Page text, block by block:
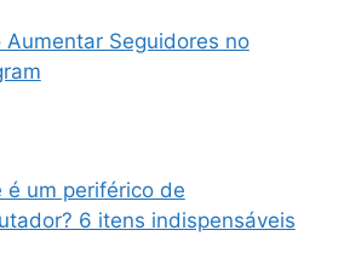
Aumentar Seguidores no
é um periférico de
6 itens indispensáveis